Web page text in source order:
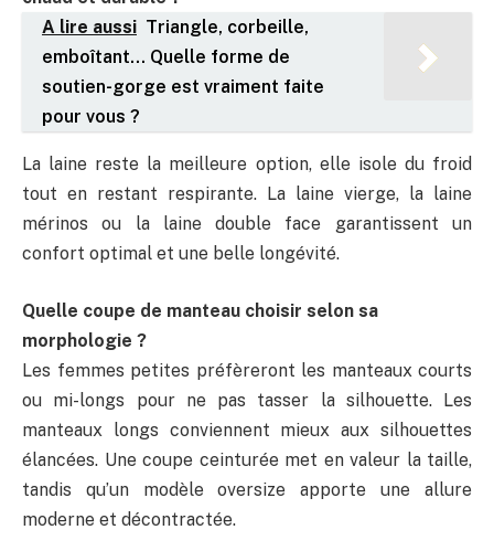
A lire aussi Triangle, corbeille,
emboîtant… Quelle forme de
soutien-gorge est vraiment faite
pour vous ?
La laine reste la meilleure option, elle isole du froid
tout en restant respirante. La laine vierge, la laine
mérinos ou la laine double face garantissent un
confort optimal et une belle longévité.
Quelle coupe de manteau choisir selon sa
morphologie ?
Les femmes petites préfèreront les manteaux courts
ou mi-longs pour ne pas tasser la silhouette. Les
manteaux longs conviennent mieux aux silhouettes
élancées. Une coupe ceinturée met en valeur la taille,
tandis qu’un modèle oversize apporte une allure
moderne et décontractée.